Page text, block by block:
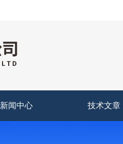
新闻中心 技术文章